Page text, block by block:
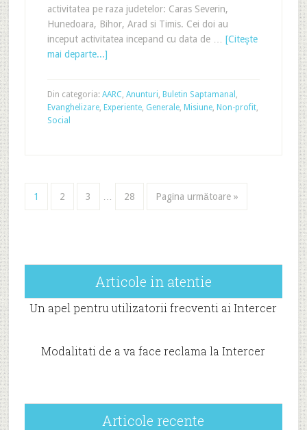
activitatea pe raza judetelor: Caras Severin,
Hunedoara, Bihor, Arad si Timis. Cei doi au
inceput activitatea incepand cu data de … [Citeşte
mai departe...]
Din categoria: AARC, Anunturi, Buletin Saptamanal ,
Evanghelizare, Experiente, Generale, Misiune, Non-profit,
Social
1 2 3 28 Pagina următoare »
Articole in atentie
Un apel pentru utilizatorii frecventi ai Intercer
Modalitati de a va face reclama la Intercer
Articole recente